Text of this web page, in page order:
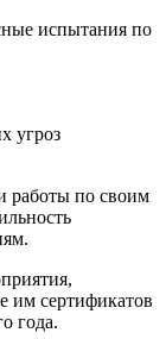
испытания по
угроз
работы по своим
им сертификатов
года.